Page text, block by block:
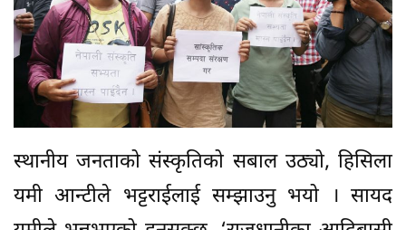
स्थानीय जनताको संस्कृतिको सबाल उठ्यो, हिसिला
यमी आन्टीले भट्टराईलाई सम्झाउनु भयो । सायद